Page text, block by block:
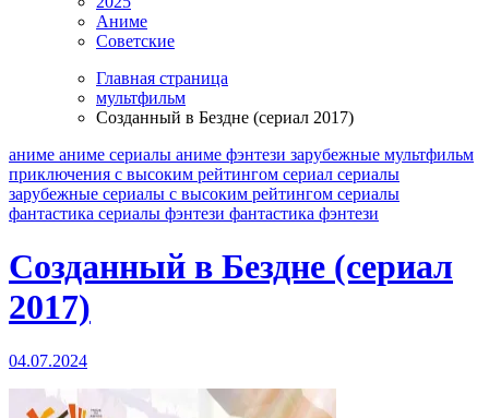
Аниме
Советские
Главная страница
мультфильм
Созданный в Бездне (сериал 2017)
аниме аниме сериалы аниме фэнтези зарубежные мультфильм
приключения с высоким рейтингом сериал сериалы
зарубежные сериалы с высоким рейтингом сериалы
фантастика сериалы фэнтези фантастика фэнтези
Созданный в Бездне (сериал
2017)
04.07.2024